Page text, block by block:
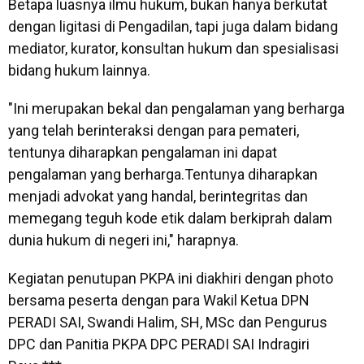
Betapa luasnya ilmu hukum, bukan hanya berkutat
dengan ligitasi di Pengadilan, tapi juga dalam bidang
mediator, kurator, konsultan hukum dan spesialisasi
bidang hukum lainnya.
"Ini merupakan bekal dan pengalaman yang berharga
yang telah berinteraksi dengan para pemateri,
tentunya diharapkan pengalaman ini dapat
pengalaman yang berharga.Tentunya diharapkan
menjadi advokat yang handal, berintegritas dan
memegang teguh kode etik dalam berkiprah dalam
dunia hukum di negeri ini," harapnya.
Kegiatan penutupan PKPA ini diakhiri dengan photo
bersama peserta dengan para Wakil Ketua DPN
PERADI SAI, Swandi Halim, SH, MSc dan Pengurus
DPC dan Panitia PKPA DPC PERADI SAI Indragiri